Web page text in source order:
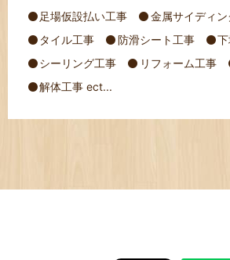
足場仮設払い工事
金属サイディ
タイル工事
防滑シート工事
シーリング工事
リフォーム工事
解体工事 ect...